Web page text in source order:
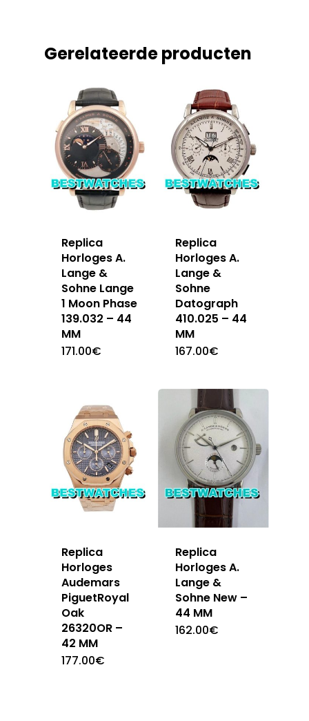
Gerelateerde producten
Replica
Horloges A.
Lange &
Sohne Lange
1 Moon Phase
139.032 – 44
MM
171.00€
Replica
Horloges A.
Lange &
Sohne
Datograph
410.025 – 44
MM
167.00€
Replica
Horloges
Audemars
PiguetRoyal
Oak
26320OR –
42 MM
177.00€
Replica
Horloges A.
Lange &
Sohne New –
44 MM
162.00€